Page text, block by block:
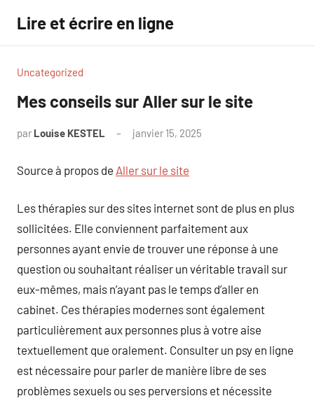
contenu
Lire et écrire en ligne
Uncategorized
Mes conseils sur Aller sur le site
par Louise KESTEL janvier 15, 2025
Source à propos de Aller sur le site
Les thérapies sur des sites internet sont de plus en plus
sollicitées. Elle conviennent parfaitement aux
personnes ayant envie de trouver une réponse à une
question ou souhaitant réaliser un véritable travail sur
eux-mêmes, mais n’ayant pas le temps d’aller en
cabinet. Ces thérapies modernes sont également
particulièrement aux personnes plus à votre aise
textuellement que oralement. Consulter un psy en ligne
est nécessaire pour parler de manière libre de ses
problèmes sexuels ou ses perversions et nécessite